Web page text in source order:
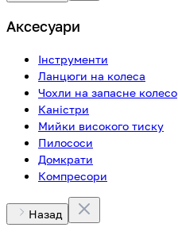
Аксесуари
Інструменти
Ланцюги на колеса
Чохли на запасне колесо
Каністри
Мийки високого тиску
Пилососи
Домкрати
Компресори
Назад